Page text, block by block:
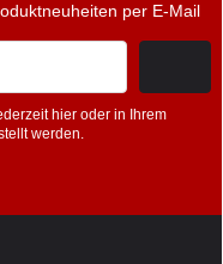
per E-Mail
hier oder in Ihrem
werden.